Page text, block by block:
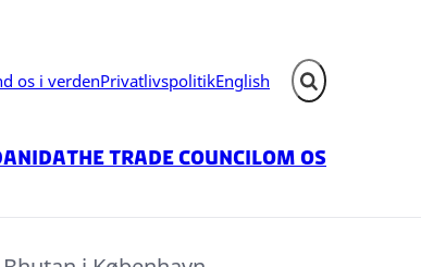
os i verdenPrivatlivspolitikEnglish Fold søgefelt ud
The Trade CouncilOm os